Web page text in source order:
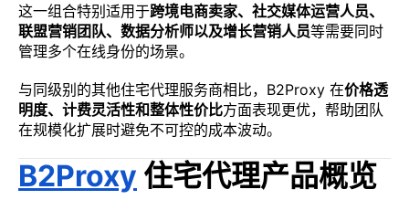
这一组合特别适用于跨境电商卖家、社交媒体运营人员、
联盟营销团队、数据分析师以及增长营销人员等需要同时
管理多个在线身份的场景。
与同级别的其他住宅代理服务商相比，B2Proxy 在价格透
明度、计费灵活性和整体性价比方面表现更优，帮助团队
在规模化扩展时避免不可控的成本波动。
B2Proxy 住宅代理产品概览